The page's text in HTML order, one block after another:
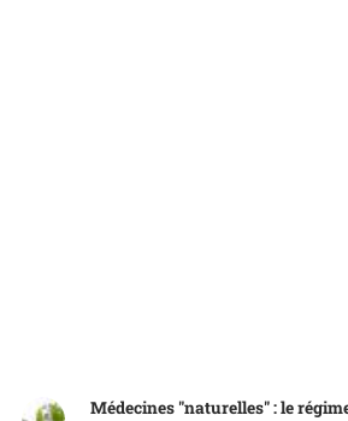
Médecines "naturelles" : le